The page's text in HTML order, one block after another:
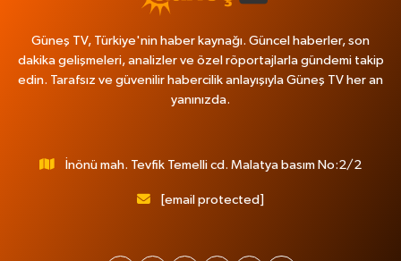
Güneş TV, Türkiye'nin haber kaynağı. Güncel haberler, son
dakika gelişmeleri, analizler ve özel röportajlarla gündemi takip
edin. Tarafsız ve güvenilir habercilik anlayışıyla Güneş TV her an
yanınızda.
İnönü mah. Tevfik Temelli cd. Malatya basım No:2/2
[email protected]